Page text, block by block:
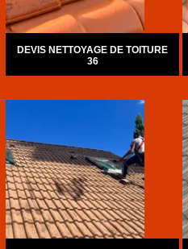
DEVIS NETTOYAGE DE TOITURE
36